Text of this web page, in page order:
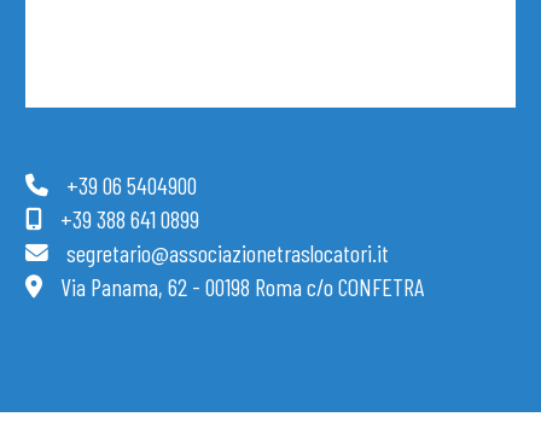
+39 06 5404900
+39 388 641 0899
segretario@associazionetraslocatori.it
Via Panama, 62 - 00198 Roma c/o CONFETRA